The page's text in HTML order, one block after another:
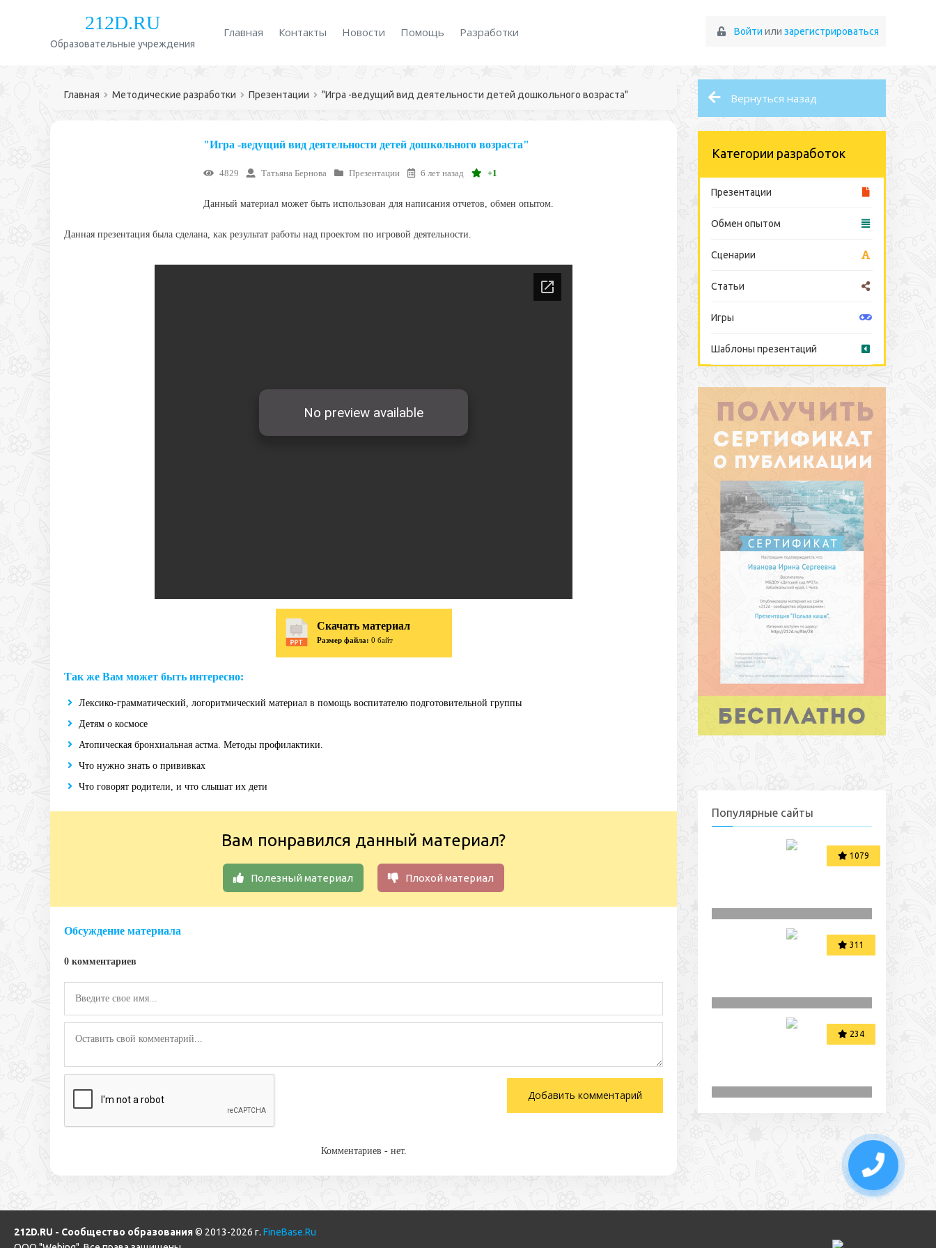
Войти или зарегистрироваться
212D.RU
Образовательные учреждения
Главная Контакты Новости Помощь Разработки
Вернуться назад
Категории разработок
Презентации
Обмен опытом
Сценарии
Статьи
Игры
Шаблоны презентаций
Популярные сайты
1079
311
234
Главная Методические разработки Презентации "Игра -ведущий вид деятельности детей дошкольного возраста"
"Игра -ведущий вид деятельности детей дошкольного возраста"
4829 Татьяна Бернова Презентации 6 лет назад +1
Данный материал может быть использован для написания отчетов, обмен опытом.
Данная презентация была сделана, как результат работы над проектом по игровой деятельности.
Скачать материал
Размер файла: 0 байт
Так же Вам может быть интересно:
Лексико-грамматический, логоритмический материал в помощь воспитателю подготовительной группы
Детям о космосе
Атопическая бронхиальная астма. Методы профилактики.
Что нужно знать о прививках
Что говорят родители, и что слышат их дети
Вам понравился данный материал?
Полезный материал Плохой материал
Обсуждение материала
0 комментариев
Комментариев - нет.
212D.RU - Сообщество образования© 2013-2026 г. FineBase.Ru